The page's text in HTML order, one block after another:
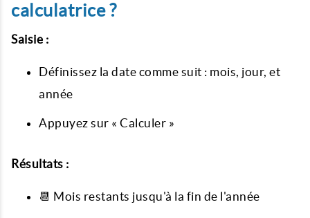
calculatrice ?
Saisie :
Définissez la date comme suit : mois, jour, et
année
Appuyez sur « Calculer »
Résultats :
📆 Mois restants jusqu'à la fin de l'année